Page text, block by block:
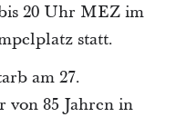
20 Uhr MEZ im
statt.
am 27.
von 85 Jahren in